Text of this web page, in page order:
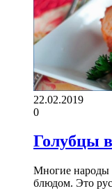
22.02.2019
0
Голубцы
Многие народы
блюдом. Это